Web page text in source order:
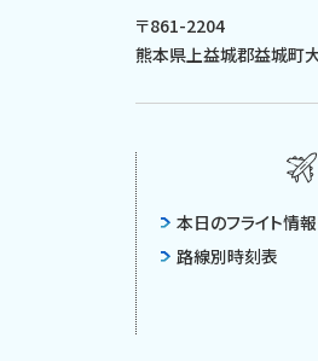
〒861-2204
熊本県上益城郡益城町
本日のフライト情報
路線別時刻表